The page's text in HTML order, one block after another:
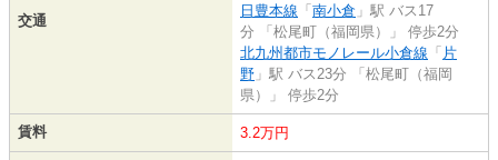
交通
日豊本線 「 南小倉 」駅 バス17
分 「松尾町（福岡県）」 停歩2分
北九州都市モノレール小倉線 「 片
野 」駅 バス23分 「松尾町（福岡
県）」 停歩2分
賃料 3.2万円